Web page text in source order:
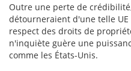
Outre une perte de
détourneraient d'une telle
respect des droits de
n'inquiète guère une
comme les États-Unis.